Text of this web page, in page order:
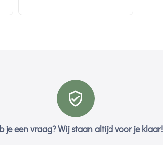
je een vraag? Wij staan altijd voor je klaar!